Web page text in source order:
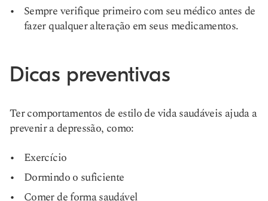
Sempre verifique primeiro com seu médico antes de
fazer qualquer alteração em seus medicamentos.
Dicas preventivas
Ter comportamentos de estilo de vida saudáveis ajuda a
prevenir a depressão, como:
Exercício
Dormindo o suficiente
Comer de forma saudável